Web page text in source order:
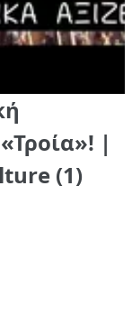
|
(1)